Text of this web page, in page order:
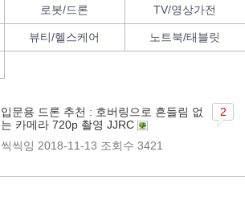
로봇/드론 TV/영상가전
뷰티/헬스케어 노트북/태블릿
입문용 드론 추천 : 호버링으로 흔들림 없
는 카메라 720p 촬영 JJRC
2
씩씩잉 2018-11-13 조회수 3421